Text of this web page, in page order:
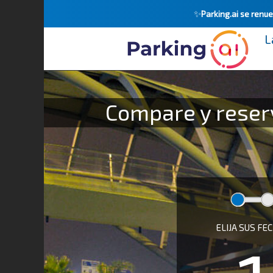
✨Parking.ai se
Compare y
ELIJA SUS
¿A qué hora despegue su avión? :